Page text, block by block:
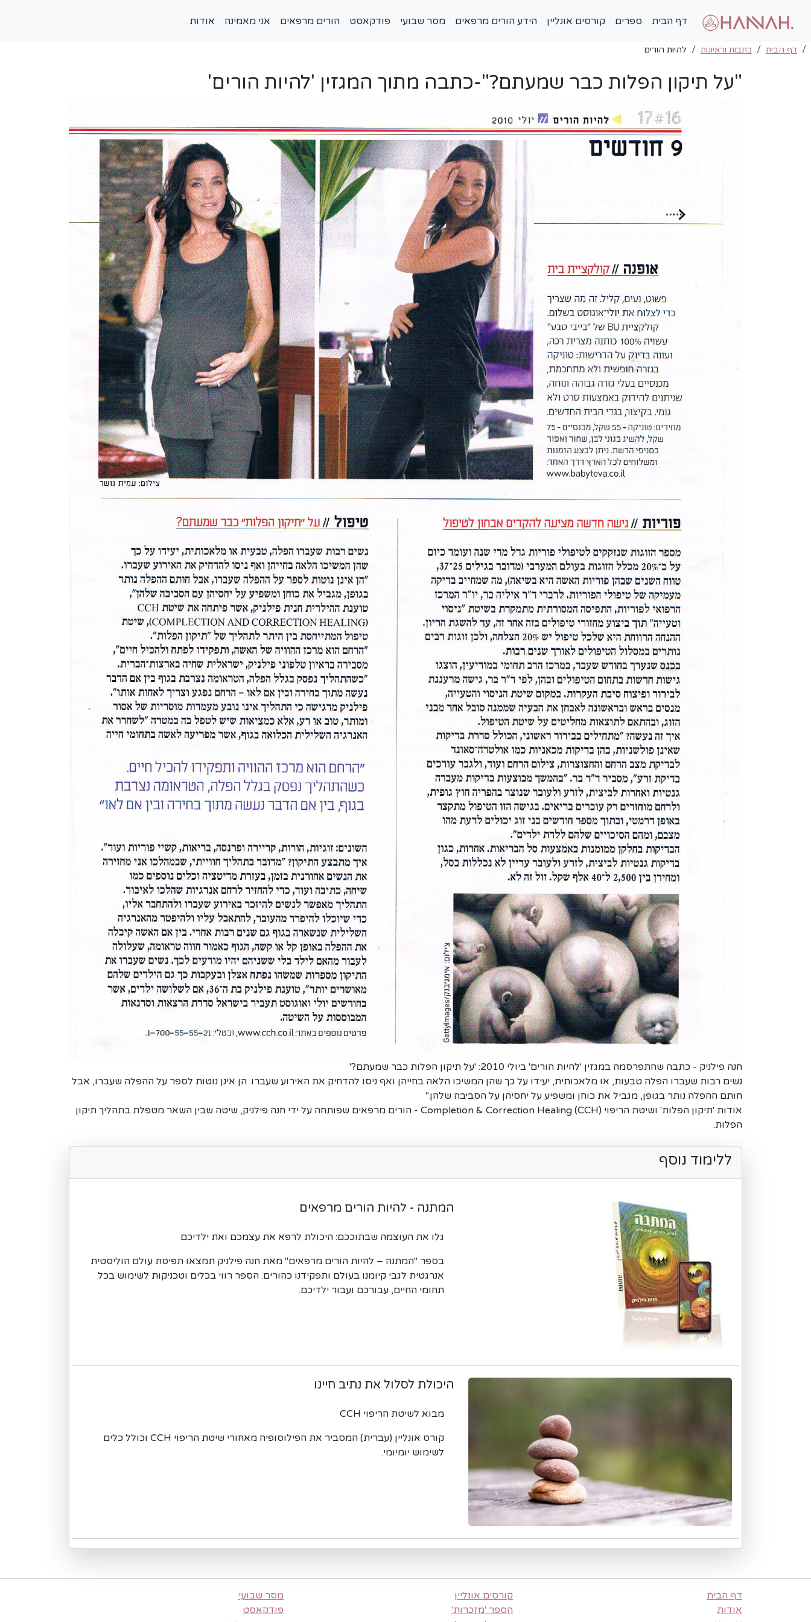
דף הבית ספרים קורסים אונליין הידע הורים מרפאים מסר שבועי פודקאסט הורים מרפאים אני מאמינה אודות
דף הבית כתבות וראיונות להיות הורים
"על תיקון הפלות כבר שמעתם?"-כתבה מתוך המגזין 'להיות הורים'
חנה פילניק - כתבה שהתפרסמה במגזין 'להיות הורים' ביולי 2010: 'על תיקון הפלות כבר שמעתם?'
נשים רבות שעברו הפלה טבעות, או מלאכותית, יעידו על כך שהן המשיכו הלאה בחייהן ואף ניסו להדחיק את האירוע שעברו. הן אינן נוטות לספר על ההפלה שעברו, אבל
חותם ההפלה נותר בגופן, מגביל את כוחן ומשפיע על יחסיהן על הסביבה שלהן."
אודות 'תיקון הפלות' ושיטת הריפוי (Completion & Correction Healing (CCH - הורים מרפאים שפותחה על ידי חנה פילניק, שיטה שבין השאר מטפלת בתהליך תיקון
הפלות.
ללימוד נוסף
המתנה - להיות הורים מרפאים
גלו את העוצמה שבתוככם: היכולת לרפא את עצמכם ואת ילדיכם
בספר "המתנה – להיות הורים מרפאים" מאת חנה פילניק תמצאו תפיסת עולם הוליסטית
אנרגטית לגבי קיומנו בעולם ותפקידנו כהורים. הספר רווי בכלים וטכניקות לשימוש בכל
תחומי החיים, עבורכם ועבור ילדיכם.
היכולת לסלול את נתיב חיינו
מבוא לשיטת הריפוי CCH
קורס אונליין (עברית) המסביר את הפילוסופיה מאחורי שיטת הריפוי CCH וכולל כלים
לשימוש יומיומי.
דף הבית
אודות
קורסים אונליין
הספר 'מזכרות'
מסר שבועי
פודקאסט